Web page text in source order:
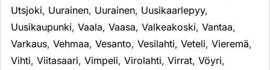
Utsjoki, Uurainen, Uurainen, Uusikaarlepyy,
Uusikaupunki, Vaala, Vaasa, Valkeakoski, Vantaa,
Varkaus, Vehmaa, Vesanto, Vesilahti, Veteli, Vieremä,
Vihti, Viitasaari, Vimpeli, Virolahti, Virrat, Vöyri,